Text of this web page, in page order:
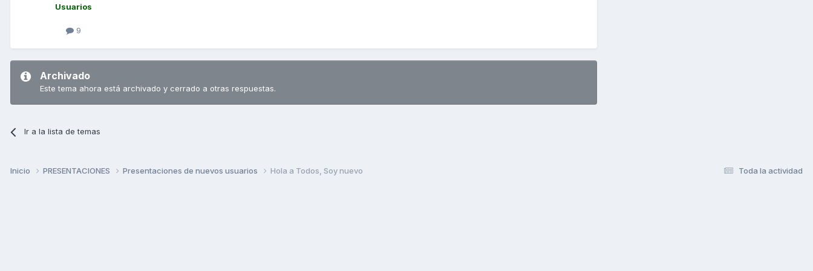
Usuarios
9
Archivado
Este tema ahora está archivado y cerrado a otras respuestas.
Ir a la lista de temas
Toda la actividad
Inicio PRESENTACIONES Presentaciones de nuevos usuarios Hola a Todos, Soy nuevo